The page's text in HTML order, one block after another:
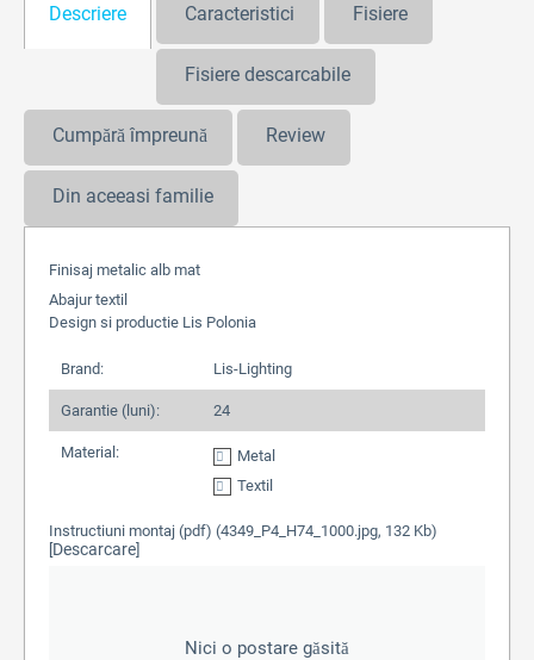
Descriere Caracteristici Fisiere
Fisiere descarcabile
Cumpără împreună Review
Din aceeasi familie
Finisaj metalic alb mat
Abajur textil
Design si productie Lis Polonia
Brand: Lis-Lighting
Garantie (luni): 24
Material:
Metal
Textil
Instructiuni montaj (pdf) (4349_P4_H74_1000.jpg, 132 Kb)
Descarcare
Nici o postare găsită